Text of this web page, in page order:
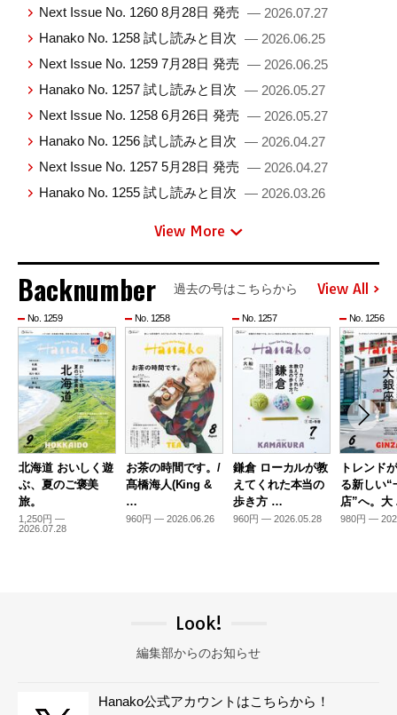
Next Issue No. 1260 8月28日 発売 — 2026.07.27
Hanako No. 1258 試し読みと目次 — 2026.06.25
Next Issue No. 1259 7月28日 発売 — 2026.06.25
Hanako No. 1257 試し読みと目次 — 2026.05.27
Next Issue No. 1258 6月26日 発売 — 2026.05.27
Hanako No. 1256 試し読みと目次 — 2026.04.27
Next Issue No. 1257 5月28日 発売 — 2026.04.27
Hanako No. 1255 試し読みと目次 — 2026.03.26
View More
Backnumber 過去の号はこちらから View All
No. 1259
北海道 おいしく遊
ぶ、夏のご褒美
旅。
1,250円 —
2026.07.28
No. 1258
お茶の時間です。/
髙橋海人(King &
…
960円 — 2026.06.26
No. 1257
鎌倉 ローカルが教
えてくれた本当の
歩き方 …
960円 — 2026.05.28
No. 1256
トレンド
る新しい“
店”へ。
980円 —
Look!
編集部からのお知らせ
Hanako公式アカウントはこちらから！